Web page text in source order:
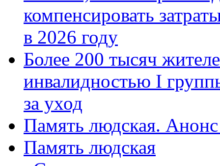
компенсировать
в 2026 году
Более 200 тысяч
инвалидностью I
за уход
Память людская.
Память людская